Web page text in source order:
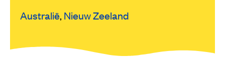
Australië, Nieuw Zeeland